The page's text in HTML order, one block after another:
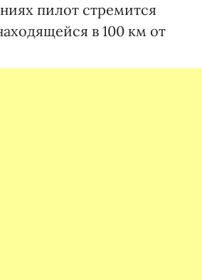
пилот стремится
в 100 км от